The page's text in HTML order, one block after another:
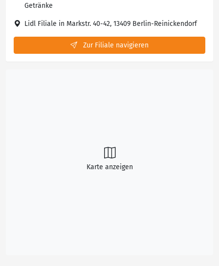
Getränke
Lidl Filiale in Markstr. 40-42, 13409 Berlin-Reinickendorf
Zur Filiale navigieren
Karte anzeigen